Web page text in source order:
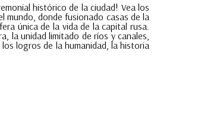
histórico de la ciudad! Vea los
mundo, donde fusionado casas de la
única de la vida de la capital rusa.
la unidad limitado de ríos y canales,
logros de la humanidad, la historia